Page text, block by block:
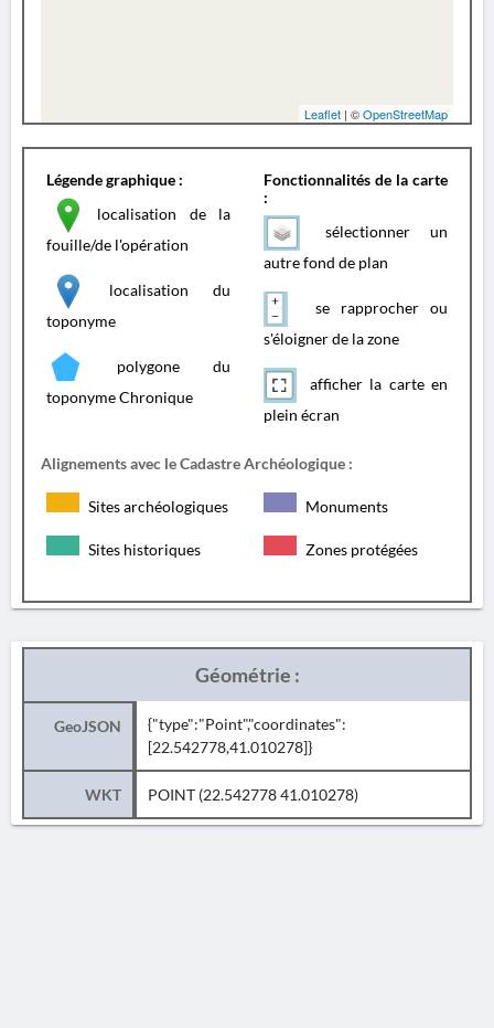
Leaflet | ©OpenStreetMap
Légende graphique :
localisation de la
fouille/de l'opération
localisation du
toponyme
polygone du
toponyme Chronique
Fonctionnalités de la carte
:
sélectionner un
autre fond de plan
se rapprocher ou
s'éloigner de la zone
afficher la carte en
plein écran
Alignements avec le Cadastre Archéologique :
Sites archéologiques Monuments
Sites historiques Zones protégées
Géométrie :
GeoJSON
{"type":"Point","coordinates":
[22.542778,41.010278]}
WKT POINT (22.542778 41.010278)